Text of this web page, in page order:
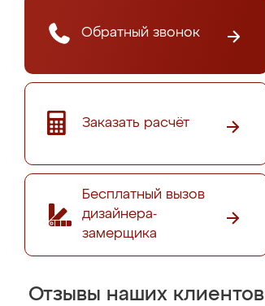
Обратный звонок
Заказать расчёт
Бесплатный вызов
дизайнера-
замерщика
Отзывы наших клиентов